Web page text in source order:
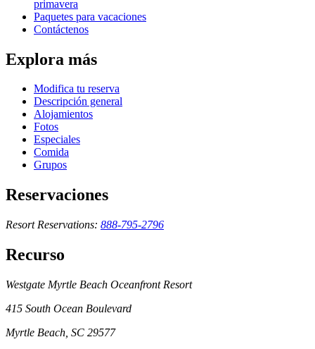
primavera
Paquetes para vacaciones
Contáctenos
Explora más
Modifica tu reserva
Descripción general
Alojamientos
Fotos
Especiales
Comida
Grupos
Reservaciones
Resort Reservations: 888-795-2796
Recurso
Westgate Myrtle Beach Oceanfront Resort
415 South Ocean Boulevard
Myrtle Beach, SC 29577